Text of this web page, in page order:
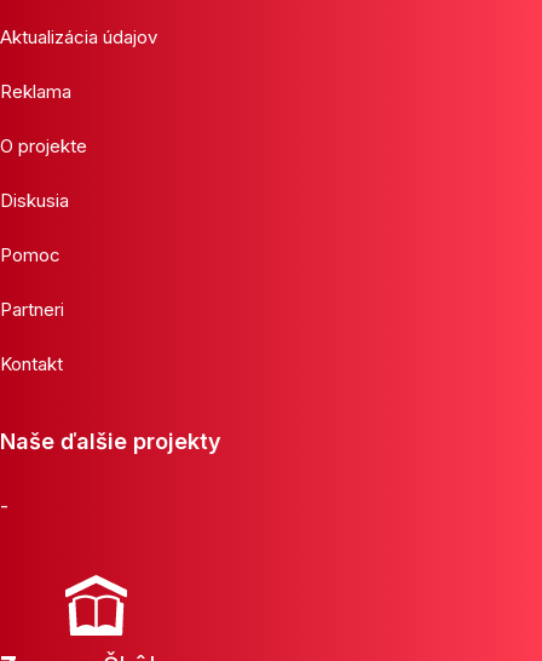
Aktualizácia údajov
Reklama
O projekte
Diskusia
Pomoc
Partneri
Kontakt
Naše ďalšie projekty
-